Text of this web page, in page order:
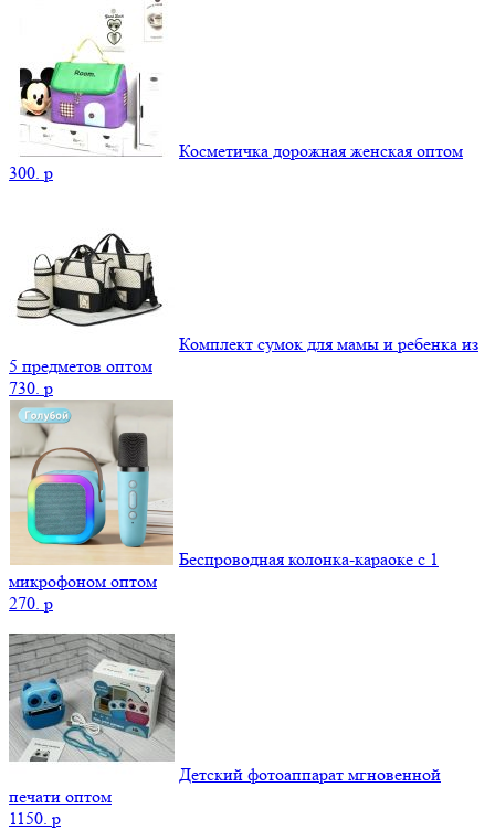
Косметичка дорожная женская оптом
300. p
Комплект сумок для мамы и ребенка из
5 предметов оптом
730. p
Беспроводная колонка-караоке с 1
микрофоном оптом
270. p
Детский фотоаппарат мгновенной
печати оптом
1150. p